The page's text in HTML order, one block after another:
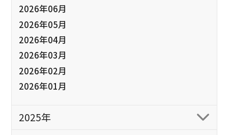
2026年06月
2026年05月
2026年04月
2026年03月
2026年02月
2026年01月
2025年